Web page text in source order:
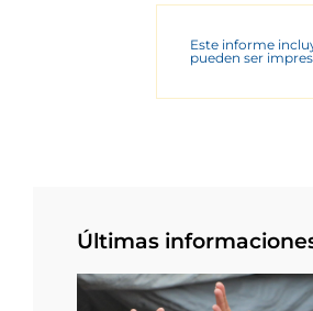
Este informe
pueden ser
Últimas